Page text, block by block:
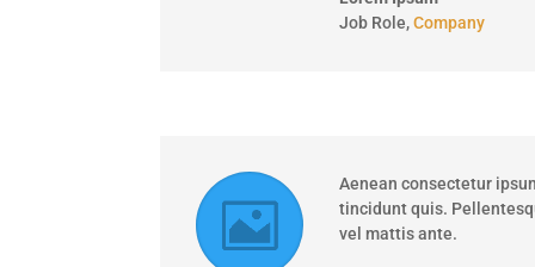
Job Role, Company
Aenean consectetur
tincidunt quis.
vel mattis ante.